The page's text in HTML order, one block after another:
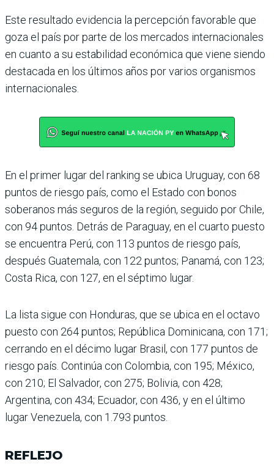
Este resultado evidencia la percepción favorable que
goza el país por parte de los mercados internacionales
en cuanto a su estabilidad económica que viene siendo
destacada en los últimos años por varios organismos
inter­nacionales.
En el primer lugar del ran­king se ubica Uruguay, con 68
puntos de riesgo país, como el Estado con bonos
soberanos más seguros de la región, seguido por Chile,
con 94 puntos. Detrás de Para­guay, en el cuarto puesto
se encuentra Perú, con 113 pun­tos de riesgo país,
después Guatemala, con 122 puntos; Panamá, con 123;
Costa Rica, con 127, en el séptimo lugar.
La lista sigue con Hondu­ras, que se ubica en el octavo
puesto con 264 puntos; República Dominicana, con 171;
cerrando en el décimo lugar Brasil, con 177 puntos de
riesgo país. Continúa con Colombia, con 195; México,
con 210; El Salvador, con 275; Bolivia, con 428;
Argentina, con 434; Ecuador, con 436, y en el último
lugar Venezuela, con 1.793 puntos.
REFLEJO